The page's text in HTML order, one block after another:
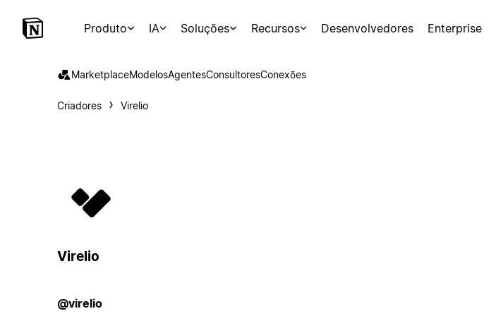
Produto IA Soluções Recursos Desenvolvedores Enterprise
MarketplaceModelosAgentesConsultoresConexões
Criadores Virelio
Virelio
@virelio